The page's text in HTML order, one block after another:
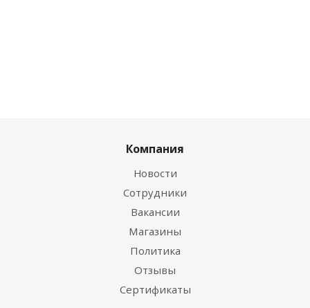
Компания
Новости
Сотрудники
Вакансии
Магазины
Политика
Отзывы
Сертификаты